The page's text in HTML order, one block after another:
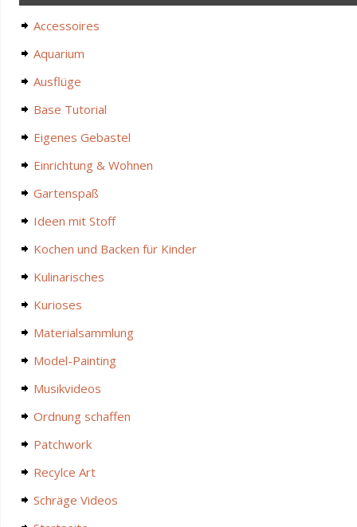
Accessoires
Aquarium
Ausflüge
Base Tutorial
Eigenes Gebastel
Einrichtung & Wohnen
Gartenspaß
Ideen mit Stoff
Kochen und Backen für Kinder
Kulinarisches
Kurioses
Materialsammlung
Model-Painting
Musikvideos
Ordnung schaffen
Patchwork
Recylce Art
Schräge Videos